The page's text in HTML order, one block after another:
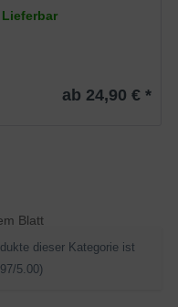
Lieferbar
ab 24,90 € *
Blatt
dieser Kategorie ist
5.00)